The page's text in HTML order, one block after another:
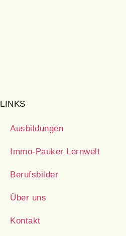
LINKS
Ausbildungen
Immo-Pauker Lernwelt
Berufsbilder
Über uns
Kontakt